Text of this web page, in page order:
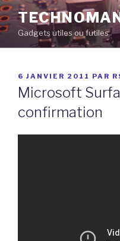
Aller
au
contenu
principal
Gadgets utiles ou futiles
PUBLIÉ
LE
6 JANVIER 2011 PAR
Microsoft
confirmation